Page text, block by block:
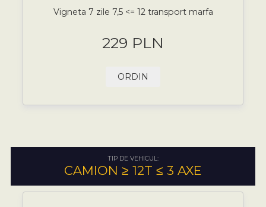
Vigneta 7 zile 7,5 <= 12 transport marfa
229 PLN
ORDIN
TIP DE VEHICUL:
CAMION ≥ 12T ≤ 3 AXE